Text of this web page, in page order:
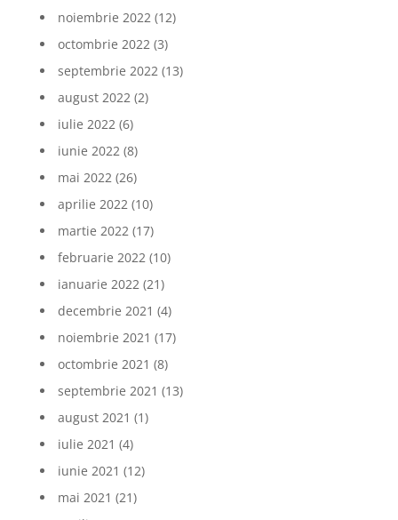
noiembrie 2022(12)
octombrie 2022(3)
septembrie 2022(13)
august 2022(2)
iulie 2022(6)
iunie 2022(8)
mai 2022(26)
aprilie 2022(10)
martie 2022(17)
februarie 2022(10)
ianuarie 2022(21)
decembrie 2021 (4)
noiembrie 2021 (17)
octombrie 2021 (8)
septembrie 2021 (13)
august 2021 (1)
iulie 2021 (4)
iunie 2021 (12)
mai 2021 (21)